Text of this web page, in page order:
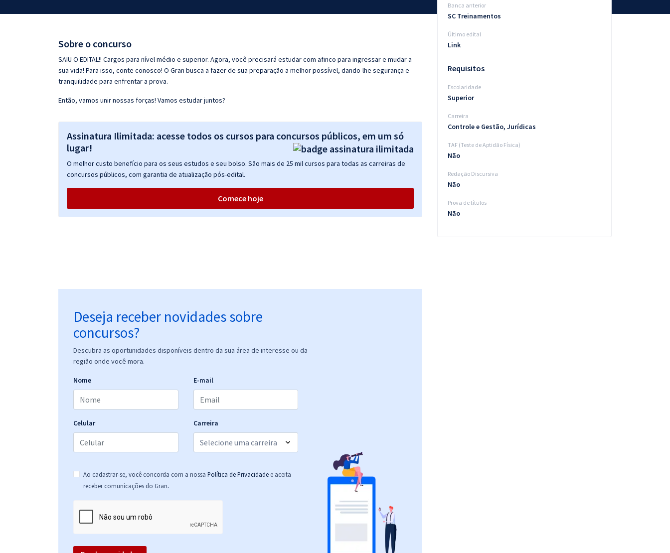
Questões grátis
Conteúdo gratuito
Sobre o concurso
SAIU O EDITAL!! Cargos para nível médio e superior. Agora, você precisará estudar com afinco para ingressar e mudar a
sua vida! Para isso, conte conosco! O Gran busca a fazer de sua preparação a melhor possível, dando-lhe segurança e
tranquilidade para enfrentar a prova.
Então, vamos unir nossas forças! Vamos estudar juntos?
Assinatura Ilimitada: acesse todos os cursos para concursos públicos, em um só
lugar!
O melhor custo benefício para os seus estudos e seu bolso. São mais de 25 mil cursos para todas as carreiras de
concursos públicos, com garantia de atualização pós-edital.
Comece hoje
Deseja receber novidades sobre
concursos?
Descubra as oportunidades disponíveis dentro da sua área de interesse ou da
região onde você mora.
Nome E-mail
Celular Carreira
Ao cadastrar-se, você concorda com a nossa Política de Privacidade e aceita
receber comunicações do Gran.
Banca anterior
SC Treinamentos
Último edital
Link
Requisitos
Escolaridade
Superior
Carreira
Controle e Gestão, Jurídicas
TAF (Teste de Aptidão Física)
Não
Redação Discursiva
Não
Prova de títulos
Não